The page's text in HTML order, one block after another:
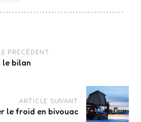
PRÉCÉDENT
le bilan
ARTICLE SUIVANT
le froid en bivouac